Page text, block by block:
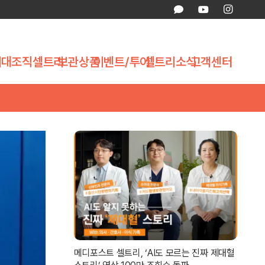
조직셀트리보관상품이벤트/투어셀트리소식고객센터
메디포스트 셀트리, ‘AI도 모르는 진짜 제대혈